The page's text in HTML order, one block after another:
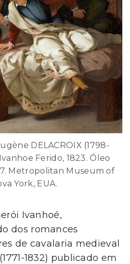
DELACROIX (1798-
Ferido, 1823. Óleo
Metropolitan Museum of
York, EUA.
Ivanhoé,
dos romances
de cavalaria medieval
1832) publicado em